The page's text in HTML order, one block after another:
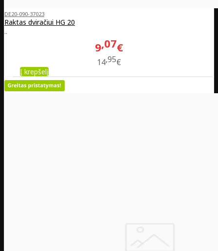
DE20-090-37023
Raktas dviračiui HG 20
..
9 07€
1495€
Į krepšelį